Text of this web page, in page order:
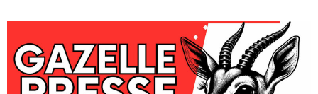
to
content